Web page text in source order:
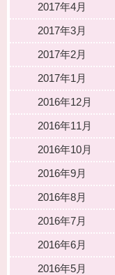
2017年4月
2017年3月
2017年2月
2017年1月
2016年12月
2016年11月
2016年10月
2016年9月
2016年8月
2016年7月
2016年6月
2016年5月